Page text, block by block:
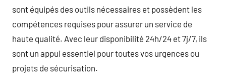
sont équipés des outils nécessaires et possèdent les
compétences requises pour assurer un service de
haute qualité. Avec leur disponibilité 24h/24 et 7j/7, ils
sont un appui essentiel pour toutes vos urgences ou
projets de sécurisation.